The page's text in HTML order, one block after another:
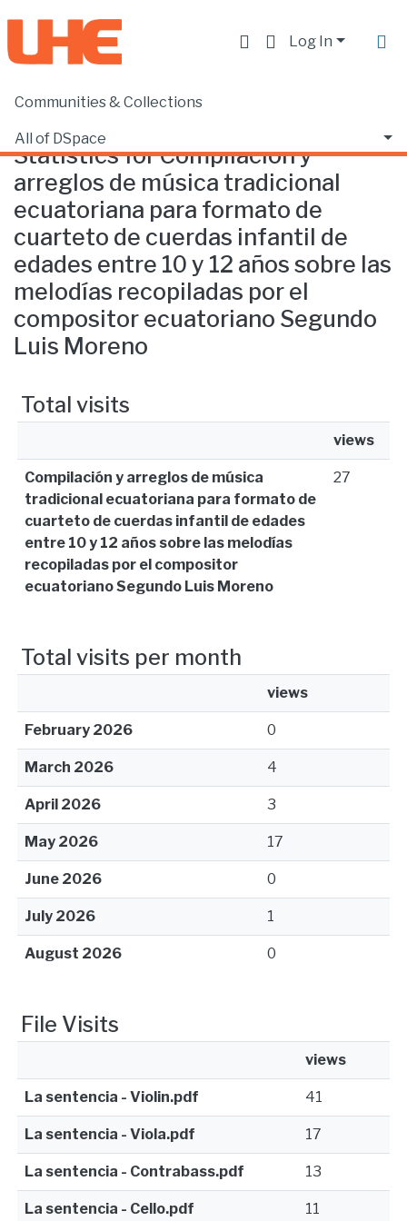
Log In
Communities & Collections
All of DSpace
Home Statistics
Statistics for Compilación y
arreglos de música tradicional
ecuatoriana para formato de
cuarteto de cuerdas infantil de
edades entre 10 y 12 años sobre las
melodías recopiladas por el
compositor ecuatoriano Segundo
Luis Moreno
Total visits
views
Compilación y arreglos de música
tradicional ecuatoriana para formato de
cuarteto de cuerdas infantil de edades
entre 10 y 12 años sobre las melodías
recopiladas por el compositor
ecuatoriano Segundo Luis Moreno
27
Total visits per month
views
February 2026 0
March 2026 4
April 2026 3
May 2026 17
June 2026 0
July 2026 1
August 2026 0
File Visits
views
La sentencia - Violin.pdf 41
La sentencia - Viola.pdf 17
La sentencia - Contrabass.pdf 13
La sentencia - Cello.pdf 11